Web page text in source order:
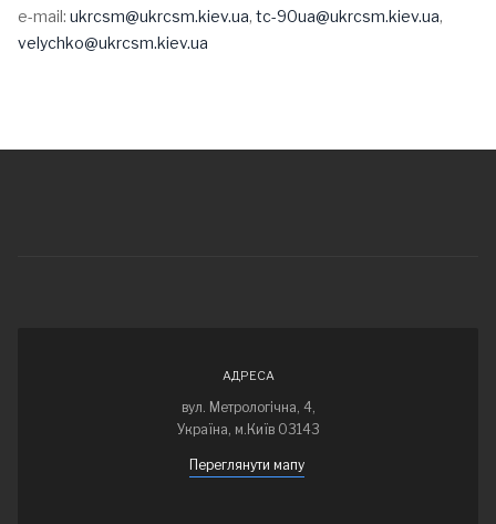
е-mail: ukrcsm@ukrcsm.kiev.ua, tc-90ua@ukrcsm.kiev.ua,
velychko@ukrcsm.kiev.ua
АДРЕСА
вул. Метрологічна, 4,
Україна, м.Київ 03143
Переглянути мапу